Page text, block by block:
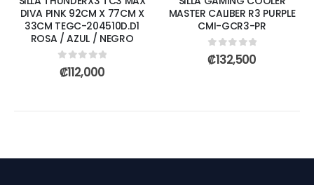
DIVA PINK 92CM X 77CM X
33CM TEGC-204510D.D1
ROSA / AZUL / NEGRO
0out of 5
₡112,000
MASTER CALIBER R3 PURPLE
CMI-GCR3-PR
0out of 5
₡132,500